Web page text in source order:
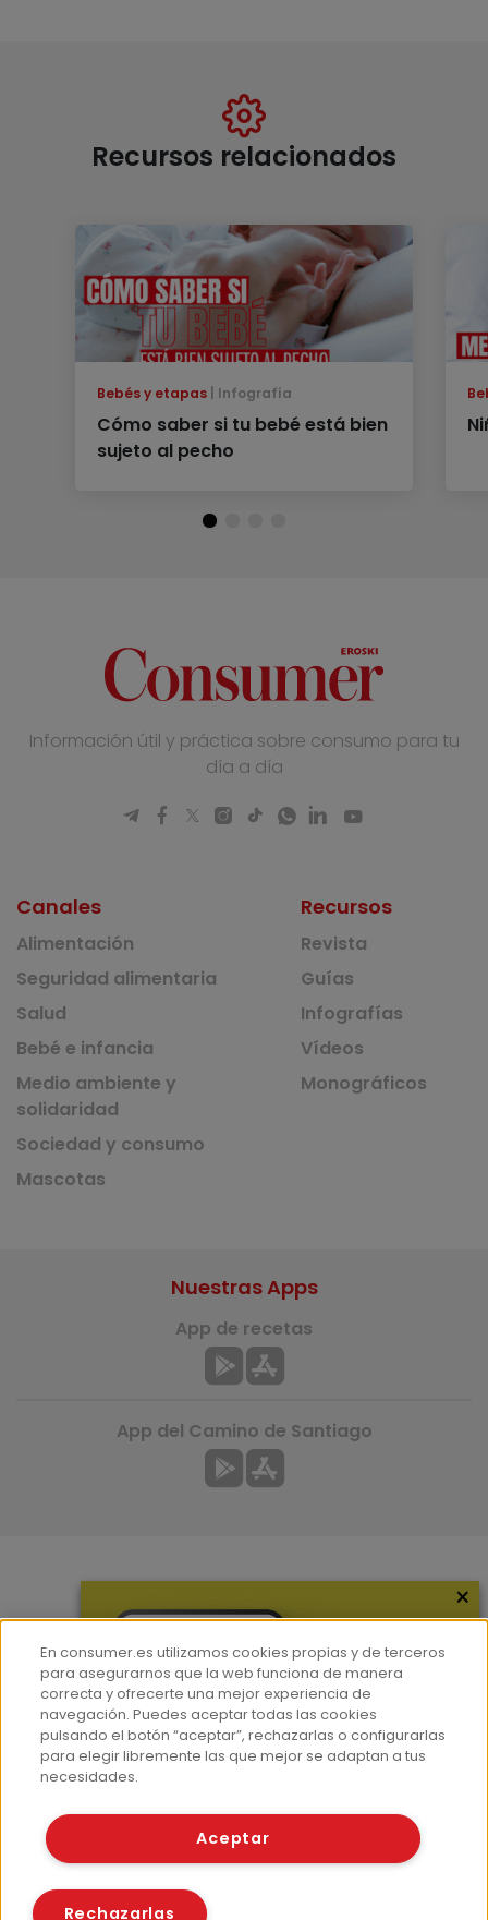
Recursos relacionados
Bebés y etapas Infografía
Cómo saber si tu bebé está bien
sujeto al pecho
Información útil y práctica sobre consumo para tu
día a día
Canales
Alimentación
Seguridad alimentaria
Salud
Bebé e infancia
Medio ambiente y
solidaridad
Sociedad y consumo
Mascotas
Recursos
Revista
Guías
Infografías
Vídeos
Monográficos
Hemeroteca
Contacto
Prensa
Corpus Lingüístico Consumer
Nuestras Apps
App de recetas
App del Camino de Santiago
© Fundación EROSKI
Políticas de cookies
×
En consumer.es utilizamos cookies propias y de terceros
para asegurarnos que la web funciona de manera
correcta y ofrecerte una mejor experiencia de
navegación. Puedes aceptar todas las cookies
pulsando el botón “aceptar”, rechazarlas o configurarlas
para elegir libremente las que mejor se adaptan a tus
necesidades.
Aceptar
Rechazarlas